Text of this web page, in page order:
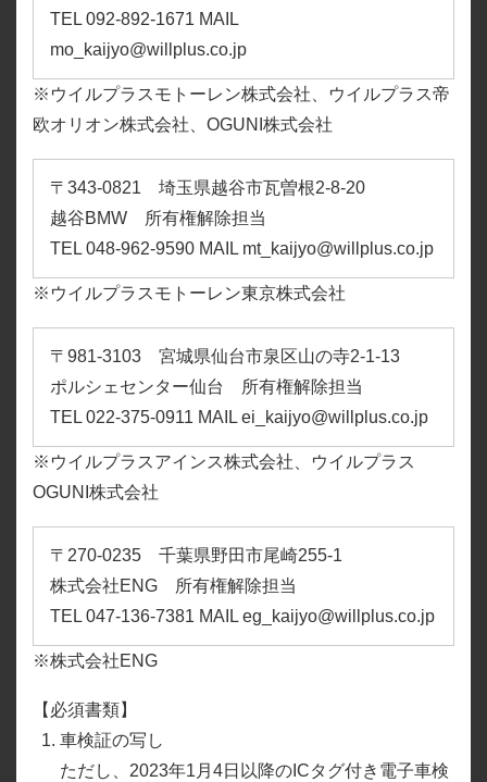
TEL 092-892-1671 MAIL
mo_kaijyo@willplus.co.jp
※ウイルプラスモトーレン株式会社、ウイルプラス帝
欧オリオン株式会社、OGUNI株式会社
〒343-0821 埼玉県越谷市瓦曽根2-8-20
越谷BMW 所有権解除担当
TEL 048-962-9590 MAIL mt_kaijyo@willplus.co.jp
※ウイルプラスモトーレン東京株式会社
〒981-3103 宮城県仙台市泉区山の寺2-1-13
ポルシェセンター仙台 所有権解除担当
TEL 022-375-0911 MAIL ei_kaijyo@willplus.co.jp
※ウイルプラスアインス株式会社、ウイルプラス
OGUNI株式会社
〒270-0235 千葉県野田市尾崎255-1
株式会社ENG 所有権解除担当
TEL 047-136-7381 MAIL eg_kaijyo@willplus.co.jp
※株式会社ENG
【必須書類】
車検証の写し
ただし、2023年1月4日以降のICタグ付き電子車検